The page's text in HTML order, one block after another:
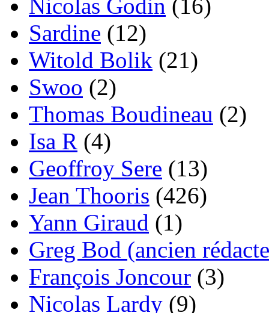
Nicolas Godin (16)
Sardine (12)
Witold Bolik (21)
Swoo (2)
Thomas Boudineau (2)
Isa R (4)
Geoffroy Sere (13)
Jean Thooris (426)
Yann Giraud (1)
Greg Bod (ancien
François Joncour (3)
Nicolas Lardy (9)